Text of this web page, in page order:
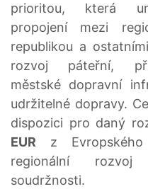
prioritou, která
propojení mezi
republikou a
rozvoj páteřní,
městské dopravní
udržitelné dopravy.
dispozici pro daný
EUR z
regionální
soudržnosti.